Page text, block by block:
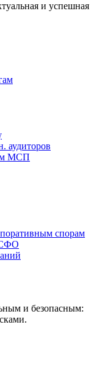
и успешная
аудиторов
МСП
спорам
и безопасным: